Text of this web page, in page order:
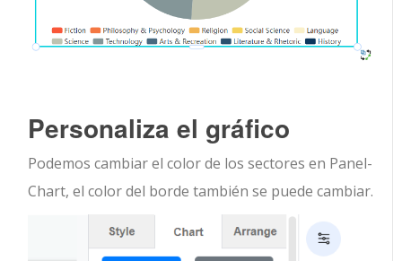
Personaliza el gráfico
Podemos cambiar el color de los sectores en Panel-
Chart, el color del borde también se puede cambiar.